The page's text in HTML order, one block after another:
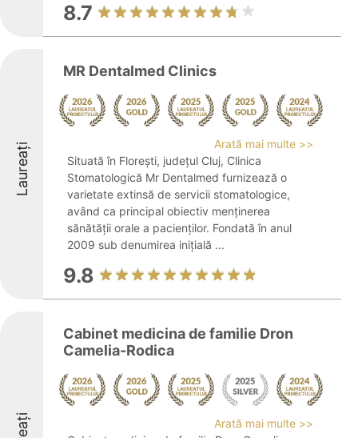
8.7
Laureați
MR Dentalmed Clinics
Arată mai multe >>
Situată în Florești, județul Cluj, Clinica
Stomatologică Mr Dentalmed furnizează o
varietate extinsă de servicii stomatologice,
având ca principal obiectiv menținerea
sănătății orale a pacienților. Fondată în anul
2009 sub denumirea inițială ...
9.8
Cabinet medicina de familie Dron
Camelia-Rodica
Arată mai multe >>